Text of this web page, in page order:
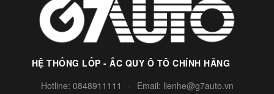
HỆ THỐNG LỐP - ẮC QUY Ô TÔ CHÍNH HÃNG
Hotline: 0848911111 - Email: lienhe@g7auto.vn